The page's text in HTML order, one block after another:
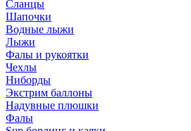
Сланцы
Шапочки
Водные лыжи
Лыжи
Фалы и рукоятки
Чехлы
Ниборды
Экстрим баллоны
Надувные плюшки
Фалы